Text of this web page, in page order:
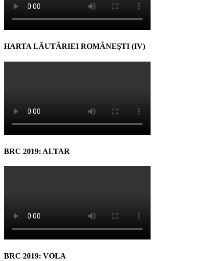
HARTA LĂUTĂRIEI ROMÂNEŞTI (IV)
BRC 2019: ALTAR
BRC 2019: VOLA